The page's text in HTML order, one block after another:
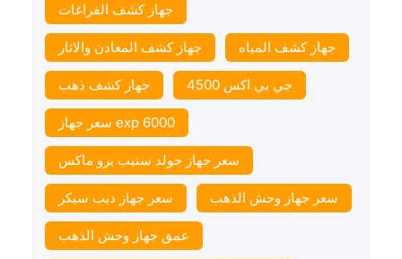
جهاز كشف الفراغات
جهاز كشف المعادن والاثار جهاز كشف المياه
جهاز كشف ذهب جي بي اكس 4500
سعر جهاز exp 6000
سعر جهاز جولد ستيب برو ماكس
سعر جهاز ديب سيكر سعر جهاز وحش الذهب
عمق جهاز وحش الذهب